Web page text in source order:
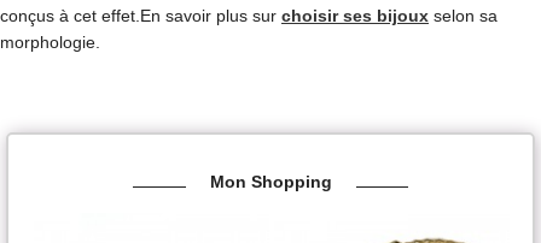
conçus à cet effet.En savoir plus sur choisir ses bijoux selon sa
morphologie.
Mon Shopping